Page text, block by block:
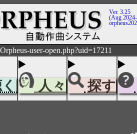
Ver. 3.25
(Aug
user-open.php?uid=17211
人々 探す